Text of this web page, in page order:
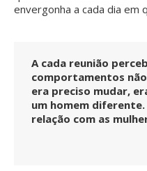
envergonha a cada dia em
A cada reunião
comportamentos
era preciso mudar,
um homem
relação com as